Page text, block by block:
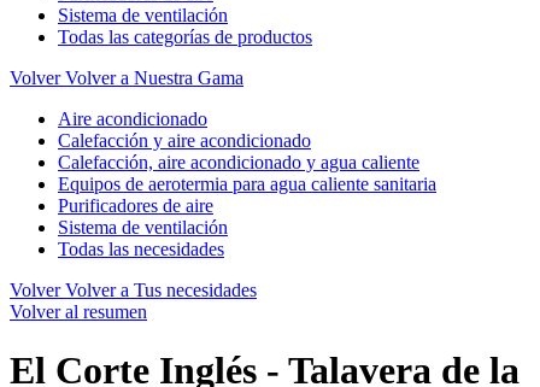
Sistema de ventilación
Todas las categorías de productos
Volver Volver a Nuestra Gama
Aire acondicionado
Calefacción y aire acondicionado
Calefacción, aire acondicionado y agua caliente
Equipos de aerotermia para agua caliente sanitaria
Purificadores de aire
Sistema de ventilación
Todas las necesidades
Volver Volver a Tus necesidades
Volver al resumen
El Corte Inglés - Talavera de la